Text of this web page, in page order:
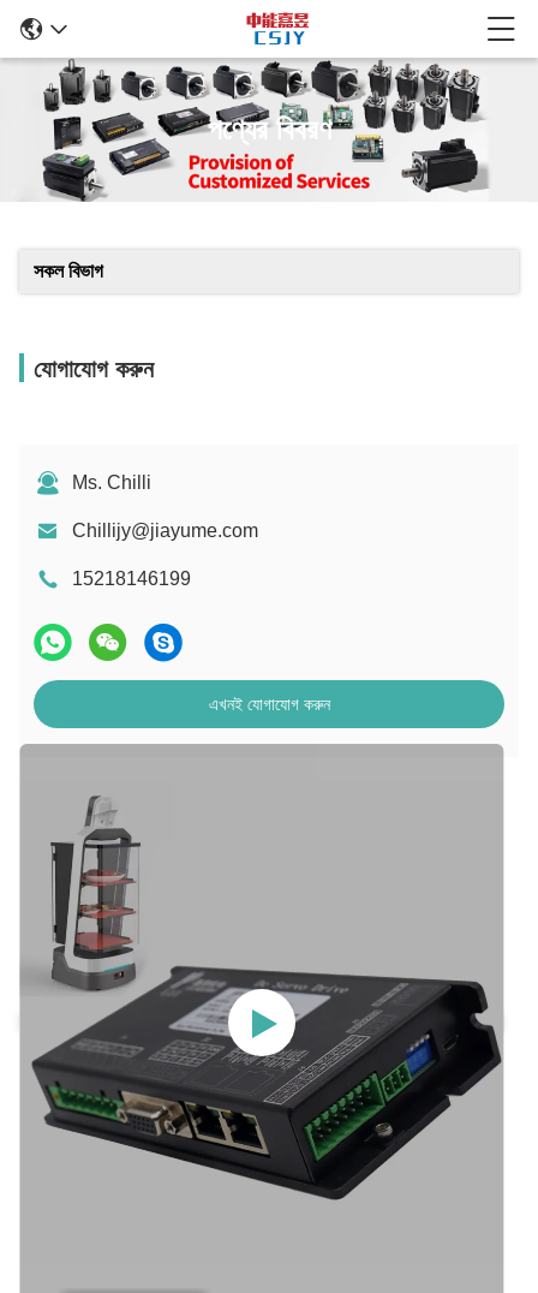
পণ্যের বিবরণ
সকল বিভাগ
যোগাযোগ করুন
Ms. Chilli
Chillijy@jiayume.com
15218146199
এখনই যোগাযোগ করুন